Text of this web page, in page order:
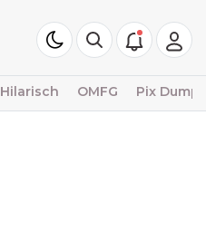
Hilarisch OMFG Pix Dump